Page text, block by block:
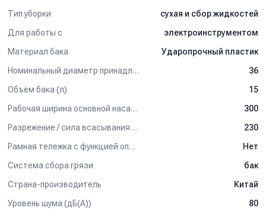
Тип уборки
сухая и сбор жидкостей
Для работы с
электроинструментом
Материал бака
Ударопрочный пластик
Номинальный диаметр принадлежностей (мм)
36
Объём бака (л)
15
Рабочая ширина основной насадки (мм)
300
Разрежение / сила всасывания (мбар)
230
Рамная тележка с функцией опрокидывания бака
Нет
Система сбора грязи
бак
Страна-производитель
Китай
Уровень шума (дБ(А))
80